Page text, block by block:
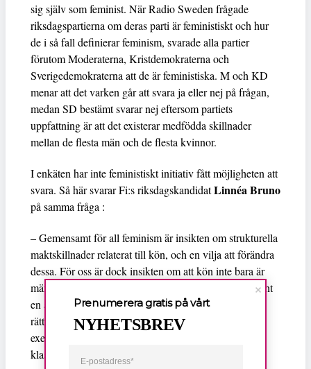
sig själv som feminist. När Radio Sweden frågade
riksdagspartierna om deras parti är feministiskt och hur
de i så fall definierar feminism, svarade alla partier
förutom Moderaterna, Kristdemokraterna och
Sverigedemokraterna att de är feministiska. M och KD
menar att det varken går att svara ja eller nej på frågan,
medan SD bestämt svarar nej eftersom partiets
uppfattning är att det existerar medfödda skillnader
mellan de flesta män och de flesta kvinnor.
I enkäten har inte feministiskt initiativ fått möjligheten att
svara. Så här svarar Fi:s riksdagskandidatLinnéa Bruno
på samma fråga :
– Gemensamt för all feminism är insikten om strukturella
maktskillnader relaterat till kön, och en vilja att förändra
dessa. För oss är dock insikten om att kön inte bara är
män och kvinnor, och att kön inte alltid är mest relevant
en avgörande utgångspunkt för politiken. Mänskliga
rättigheter och delaktighet ska omfatta alla, oavsett till
exempel funktionalitet, sexualitet, könsuttryck, kön,
klass, etnicitet, ”ras”, medborgarskap och ålder.
Prenumerera gratis på vårt
NYHETSBREV